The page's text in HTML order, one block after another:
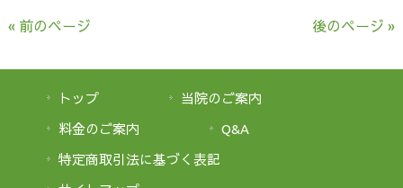
« 前のページ 後のページ »
トップ
当院のご案内
料金のご案内
Q&A
特定商取引法に基づく表記